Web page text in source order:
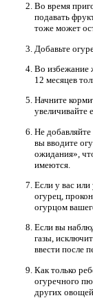
Во время
подавать
тоже может
Добавьте
Во избежание
12 месяцев
Начните
увеличивайте
Не
вы вводите
ожидания»,
имеются.
Если у вас или
огурец,
огурцом
Если вы
газы,
ввести после
Как только
огуречного
других